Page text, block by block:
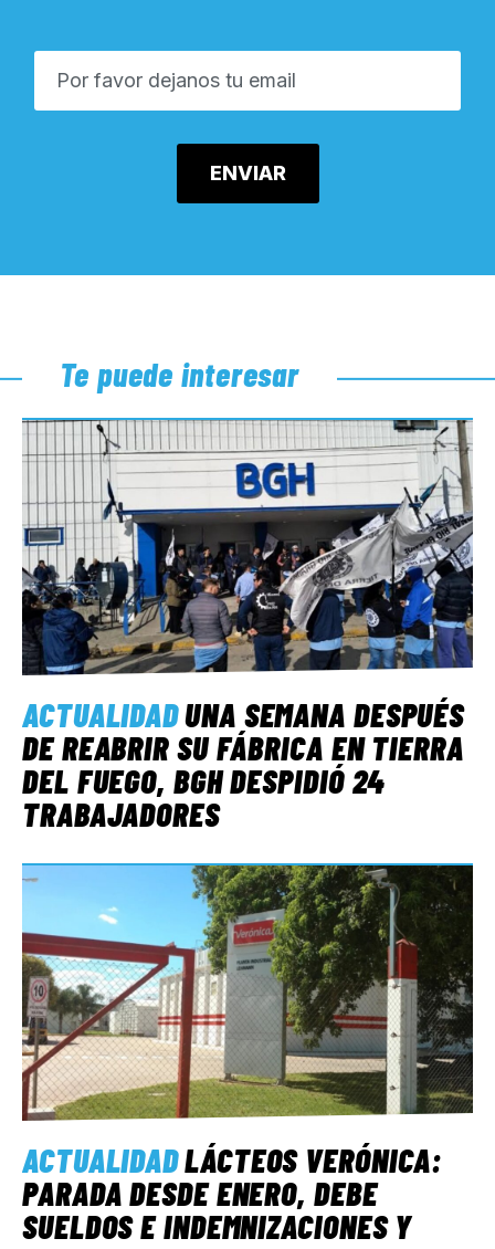
Te puede interesar
ACTUALIDADUNA SEMANA DESPUÉS
DE REABRIR SU FÁBRICA EN TIERRA
DEL FUEGO, BGH DESPIDIÓ 24
TRABAJADORES
ACTUALIDADLÁCTEOS VERÓNICA:
PARADA DESDE ENERO, DEBE
SUELDOS E INDEMNIZACIONES Y